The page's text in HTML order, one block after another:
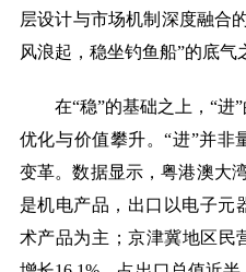
层设计与市场机制深度融合
风浪起，稳坐钓鱼船”的底气
在“稳”的基础之上，“进
优化与价值攀升。“进”并非
变革。数据显示，粤港澳大
是机电产品，出口以电子元
术产品为主；京津冀地区民